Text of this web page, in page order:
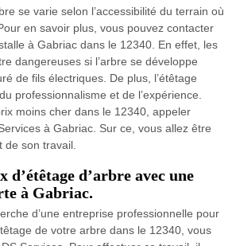
se varie selon l’accessibilité du terrain où
en savoir plus, vous pouvez contacter
à Gabriac dans le 12340. En effet, les
dangereuses si l’arbre se développe
de fils électriques. De plus, l’étêtage
professionnalisme et de l’expérience.
moins cher dans le 12340, appeler
à Gabriac. Sur ce, vous allez être
de son travail.
d’étêtage d’arbre avec une
à Gabriac.
d’une entreprise professionnelle pour
de votre arbre dans le 12340, vous